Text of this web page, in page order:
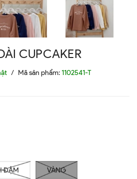
CUPCAKER
/ Mã sản phẩm:1102541-T
ĐẬM VÀNG